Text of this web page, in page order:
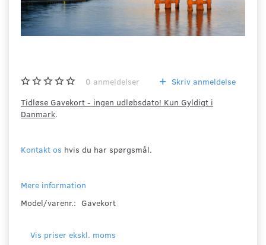
0 anmeldelser
Skriv anmeldelse
Tidløse Gavekort - ingen udløbsdato! Kun Gyldigt i
Danmark.
Kontakt os hvis du har spørgsmål.
Mere information
Model/varenr.: Gavekort
Vis priser ekskl. moms